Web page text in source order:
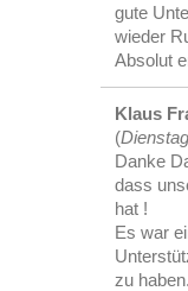
gute
wieder
Absolut
Klaus
(
Danke
dass
hat !
Es war
zu haben.